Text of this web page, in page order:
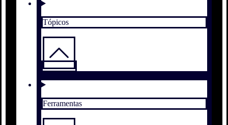
Tópicos
Ferramentas